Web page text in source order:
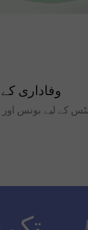
وفاداری
کے لیے بونس